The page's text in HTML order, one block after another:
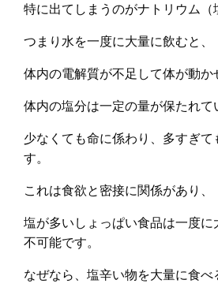
特に出てしまうのがナトリウム（
つまり水を一度に大量に飲むと、
体内の電解質が不足して体が動か
体内の塩分は一定の量が保たれて
少なくても命に係わり、多すぎ
す。
これは食欲と密接に関係があり、
塩が多いしょっぱい食品は一度
不可能です。
なぜなら、塩辛い物を大量に食べ